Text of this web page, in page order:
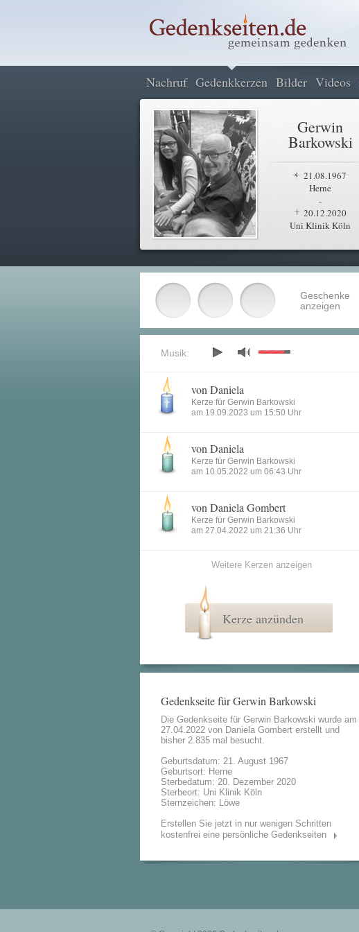
Nachruf Gedenkkerzen Bilder Videos
Gerwin
Barkowski
21.08.1967
Herne
-
20.12.2020
Uni Klinik Köln
Geschenke
anzeigen
Musik:
von Daniela
Kerze für Gerwin Barkowski
am 19.09.2023 um 15:50 Uhr
von Daniela
Kerze für Gerwin Barkowski
am 10.05.2022 um 06:43 Uhr
von Daniela Gombert
Kerze für Gerwin Barkowski
am 27.04.2022 um 21:36 Uhr
Weitere Kerzen anzeigen
Kerze anzünden
Gedenkseite für Gerwin Barkowski
Die Gedenkseite für Gerwin Barkowski wurde am
27.04.2022 von Daniela Gombert erstellt und
bisher 2.835 mal besucht.
Geburtsdatum: 21. August 1967
Geburtsort: Herne
Sterbedatum: 20. Dezember 2020
Sterbeort: Uni Klinik Köln
Sternzeichen: Löwe
Erstellen Sie jetzt in nur wenigen Schritten
kostenfrei eine persönliche Gedenkseiten